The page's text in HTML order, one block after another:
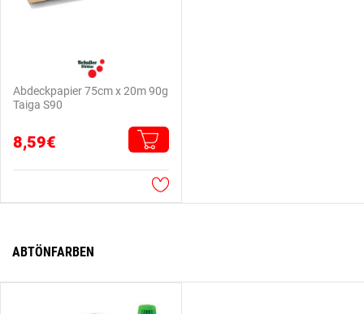
Abdeckpapier 75cm x 20m 90g
Taiga S90
8,59€
ABTÖNFARBEN